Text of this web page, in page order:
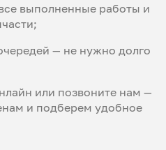
выполненные работы и
— не нужно долго
или позвоните нам —
и подберем удобное